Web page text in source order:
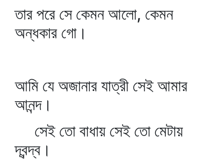
তার পরে সে কেমন আলো, কেমন
অন্ধকার গো।
আমি যে অজানার যাত্রী সেই আমার
আনন্দ।
সেই তো বাধায় সেই তো মেটায়
দ্বন্দ্ব।